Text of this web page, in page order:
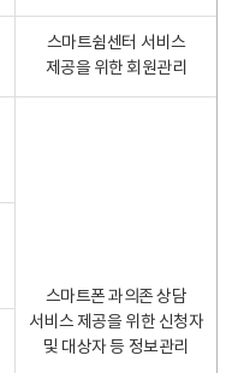
스마트쉼센터 서비스
제공을 위한 회원관리
스마트폰 과의존 상담
서비스 제공을 위한 신청자
및 대상자 등 정보관리